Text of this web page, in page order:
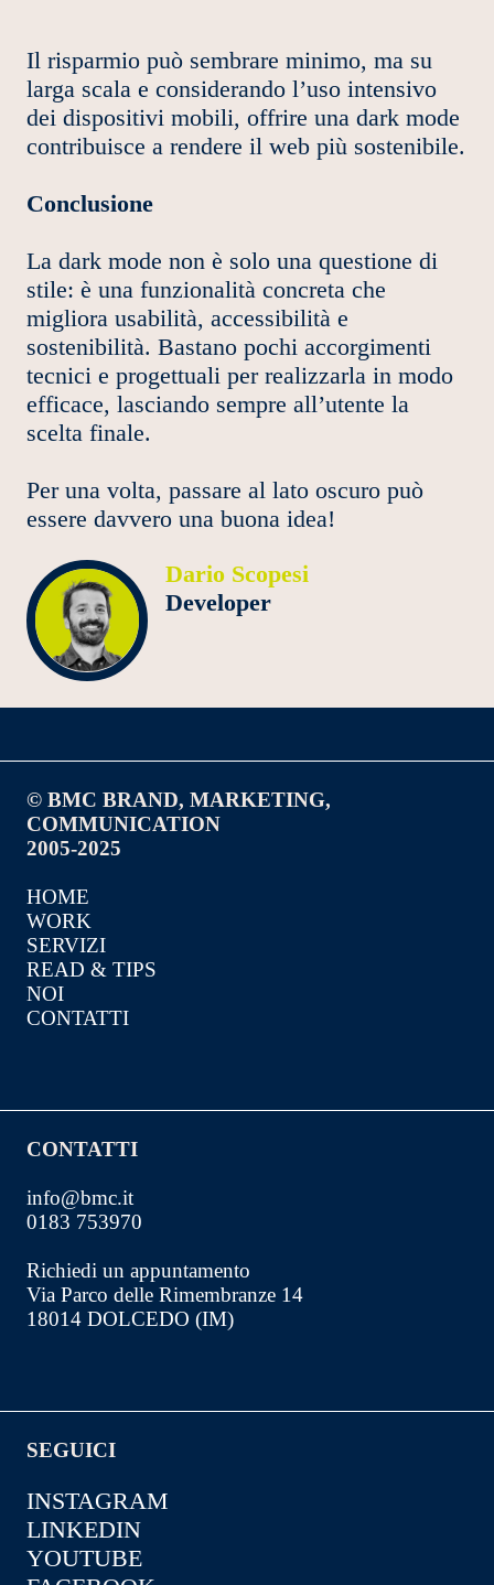
Il risparmio può sembrare minimo, ma su
larga scala e considerando l’uso intensivo
dei dispositivi mobili, offrire una dark mode
contribuisce a rendere il web più sostenibile.
Conclusione
La dark mode non è solo una questione di
stile: è una funzionalità concreta che
migliora usabilità, accessibilità e
sostenibilità. Bastano pochi accorgimenti
tecnici e progettuali per realizzarla in modo
efficace, lasciando sempre all’utente la
scelta finale.
Per una volta, passare al lato oscuro può
essere davvero una buona idea!
Dario Scopesi
Developer
© BMC BRAND, MARKETING,
COMMUNICATION
2005-2025
HOME
WORK
SERVIZI
READ & TIPS
NOI
CONTATTI
CONTATTI
info@bmc.it
0183 753970
Richiedi un appuntamento
Via Parco delle Rimembranze 14
18014 DOLCEDO (IM)
SEGUICI
INSTAGRAM
LINKEDIN
YOUTUBE